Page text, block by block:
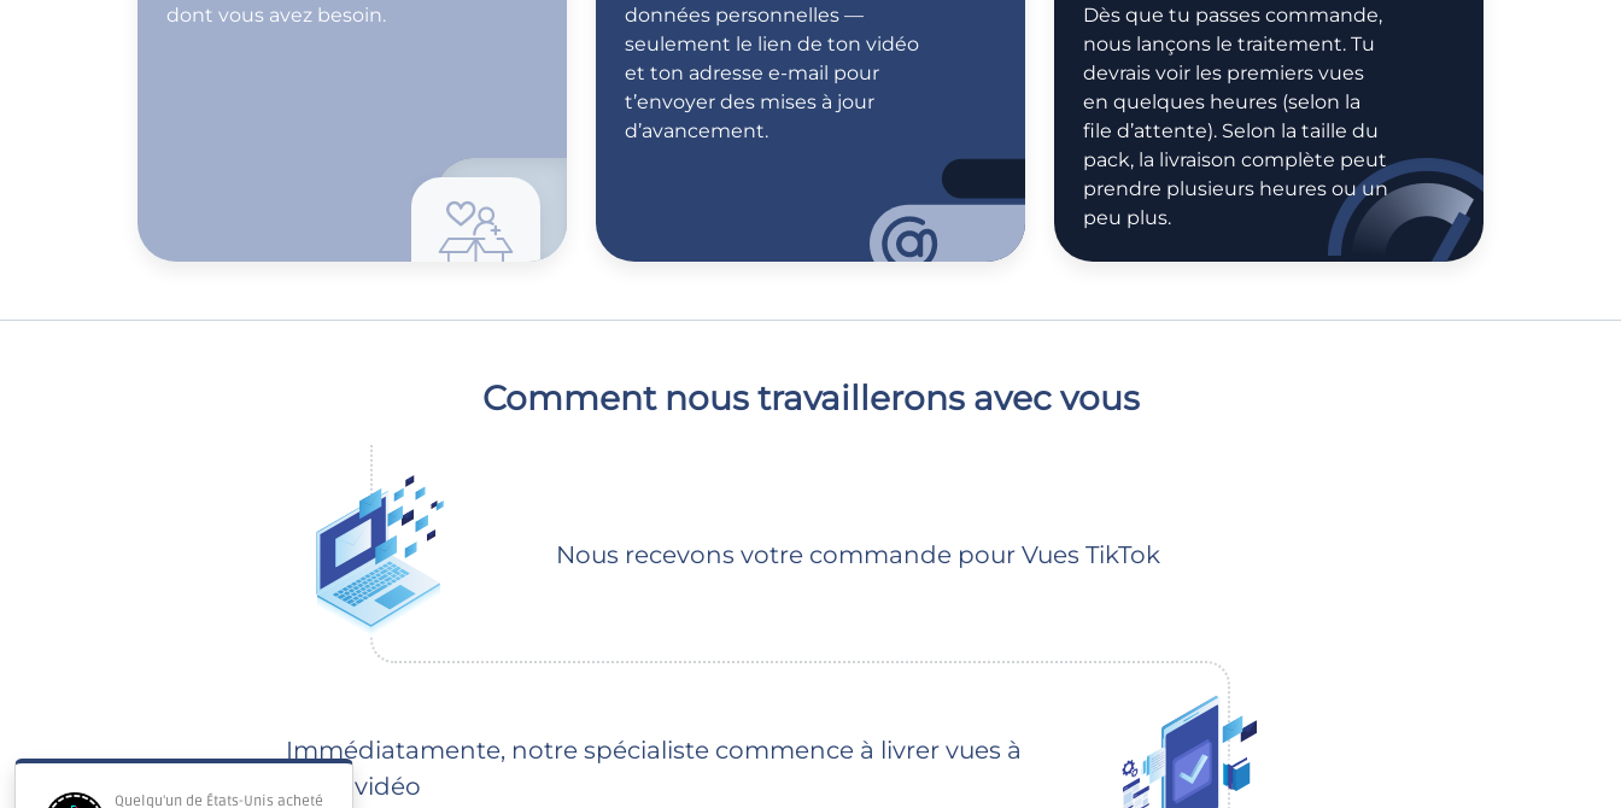
dont vous avez besoin.
données personnelles —
seulement le lien de ton vidéo
et ton adresse e-mail pour
t’envoyer des mises à jour
d’avancement.
Dès que tu passes commande,
nous lançons le traitement. Tu
devrais voir les premiers vues
en quelques heures (selon la
file d’attente). Selon la taille du
pack, la livraison complète peut
prendre plusieurs heures ou un
peu plus.
Comment nous travaillerons avec vous
Nous recevons votre commande pour Vues TikTok
Immédiatamente, notre spécialiste commence à livrer vues à
votre vidéo